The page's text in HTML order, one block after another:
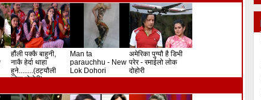
हौंली पक्कै बाहुनी,
नाकै हेर्दा थाहा
हुने........(ठट्यौली
लोक दोहोरी)
Man ta
parauchhu - New
Lok Dohori
अमेरिका पुग्यौ है डिभी
परेर - रमाईलो लोक
दोहोरी